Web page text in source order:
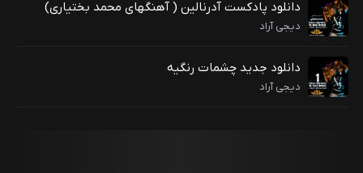
دانلود پادکست آدرنالین ( آهنگهای محمد بختیاری)
دیجی آراد
دانلود جدید چشمات رنگیه
دیجی آراد